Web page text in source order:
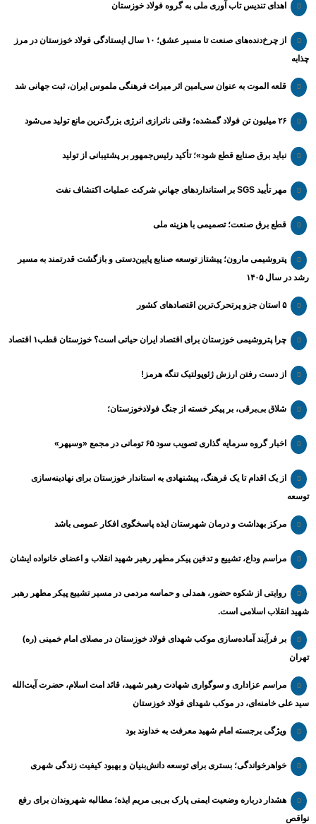
اهدای تندیس تاب آوری ملی به گروه فولاد خوزستان
از چرخ‌دنده‌های صنعت تا مسیر عشق؛ ۱۰ سال ایستادگی فولاد خوزستان در مرز
چذابه
قلعه الموت به عنوان سی‌امین اثر میراث‌ فرهنگی ملموس ایران، ثبت جهانی شد
۲۶ میلیون تن فولاد گمشده؛ وقتی ناترازی انرژی بزرگ‌ترین مانع تولید می‌شود
نباید برق صنایع قطع شود»؛ تأکید رئیس‌جمهور بر پشتیبانی از تولید
مهر تأیید SGS بر استانداردهای جهانیِ شرکت عملیات اکتشاف نفت
قطع برق صنعت؛ تصمیمی با هزینه ملی
پتروشیمی مارون؛ پیشتاز توسعه صنایع پایین‌دستی و بازگشت قدرتمند به مسیر
رشد در سال ۱۴۰۵
۵ استان جزو پرتحرک‌ترین اقتصاد‌های کشور
چرا پتروشیمی خوزستان برای اقتصاد ایران حیاتی است؟ خوزستان قطب۱ اقتصاد
از دست رفتن ارزش ژئوپولتیک تنگه هرمز!
شلاق‌ بی‌برقی، بر پیکر خسته‌ از جنگ فولادخوزستان؛
اخبار گروه سرمایه گذاری تصویب سود ۶۵ تومانی در مجمع «وسپهر»
از یک اقدام تا یک فرهنگ، پیشنهادی به استاندار خوزستان برای نهادینه‌سازی
توسعه
مرکز بهداشت و درمان شهرستان ایذه پاسخگوی افکار عمومی باشد
مراسم وداع، تشییع و تدفین پیکر مطهر رهبر شهید انقلاب و اعضای خانواده ایشان
روایتی از شکوه حضور، همدلی و حماسه مردمی در مسیر تشییع پیکر مطهر رهبر
شهید انقلاب اسلامی است.
بر فرآیند آماده‌سازی موکب شهدای فولاد خوزستان در مصلای امام خمینی (ره)
تهران
مراسم عزاداری و سوگواری شهادت رهبر شهید، قائد امت اسلام، حضرت آیت‌الله
سید علی خامنه‌ای، در موکب شهدای فولاد خوزستان
ویژگی برجسته امام شهید معرفت به خداوند بود
خواهرخواندگی؛ بستری برای توسعه دانش‌بنیان و بهبود کیفیت زندگی شهری
هشدار درباره وضعیت ایمنی پارک بی‌بی مریم ایذه؛ مطالبه شهروندان برای رفع
نواقص